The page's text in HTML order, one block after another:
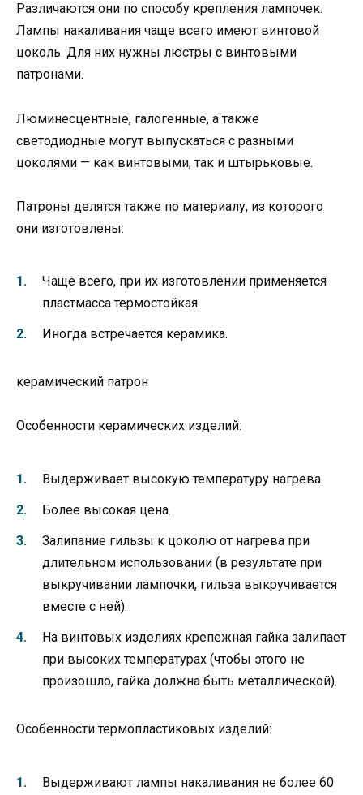
Различаются они по способу крепления лампочек.
Лампы накаливания чаще всего имеют винтовой
цоколь. Для них нужны люстры с винтовыми
патронами.
Люминесцентные, галогенные, а также
светодиодные могут выпускаться с разными
цоколями — как винтовыми, так и штырьковые.
Патроны делятся также по материалу, из которого
они изготовлены:
Чаще всего, при их изготовлении применяется
пластмасса термостойкая.
Иногда встречается керамика.
керамический патрон
Особенности керамических изделий:
Выдерживает высокую температуру нагрева.
Более высокая цена.
Залипание гильзы к цоколю от нагрева при
длительном использовании (в результате при
выкручивании лампочки, гильза выкручивается
вместе с ней).
На винтовых изделиях крепежная гайка залипает
при высоких температурах (чтобы этого не
произошло, гайка должна быть металлической).
Особенности термопластиковых изделий:
Выдерживают лампы накаливания не более 60